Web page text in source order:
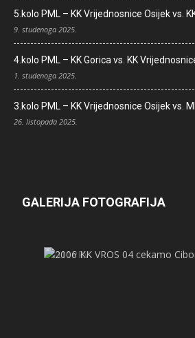
5.kolo PML – KK Vrijednosnice Osijek vs.
9. studenoga 2025.
4.kolo PML – KK Gorica vs. KK
1. studenoga 2025.
3.kolo PML – KK Vrijednosnice Osijek vs.
26. listopada 2025.
GALERIJA FOTOGRAFIJA